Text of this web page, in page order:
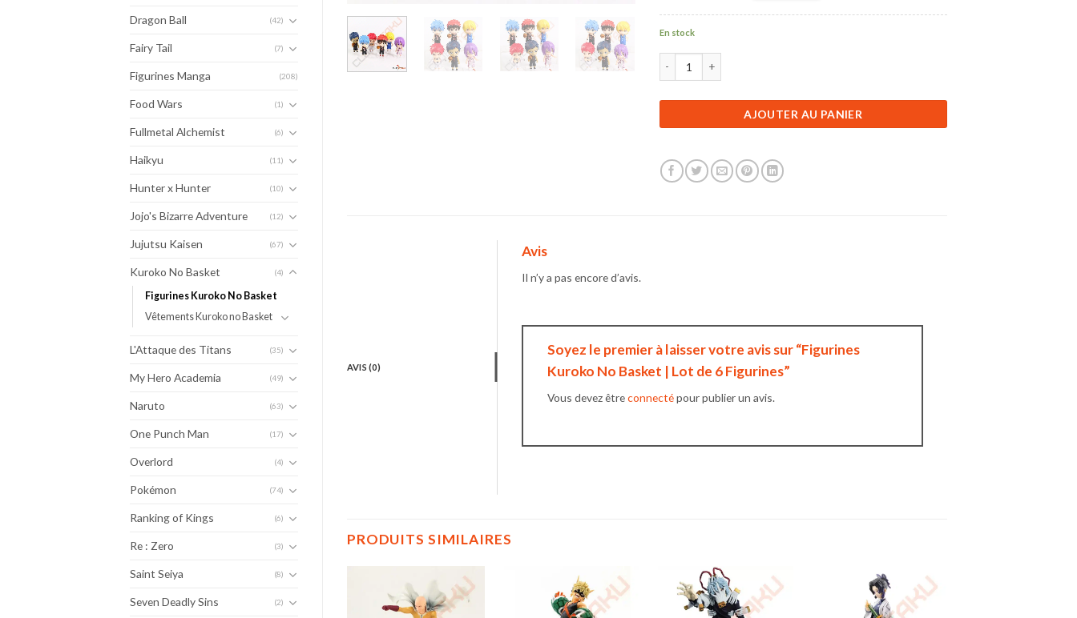
Dragon Ball (42)
Fairy Tail (7)
Figurines Manga (208)
Food Wars (1)
Fullmetal Alchemist (6)
Haikyu (11)
Hunter x Hunter (10)
Jojo's Bizarre Adventure (12)
Jujutsu Kaisen (67)
Kuroko No Basket (4)
Figurines Kuroko No Basket
Vêtements Kuroko no Basket
L'Attaque des Titans (35)
My Hero Academia (49)
Naruto (63)
One Punch Man (17)
Overlord (4)
Pokémon (74)
Ranking of Kings (6)
Re : Zero (3)
Saint Seiya (8)
Seven Deadly Sins (2)
En stock
AJOUTER AU PANIER
AVIS (0)
Avis
Il n’y a pas encore d’avis.
Soyez le premier à laisser votre avis sur “Figurines
Kuroko No Basket | Lot de 6 Figurines”
Vous devez êtreconnectépour publier un avis.
PRODUITS SIMILAIRES